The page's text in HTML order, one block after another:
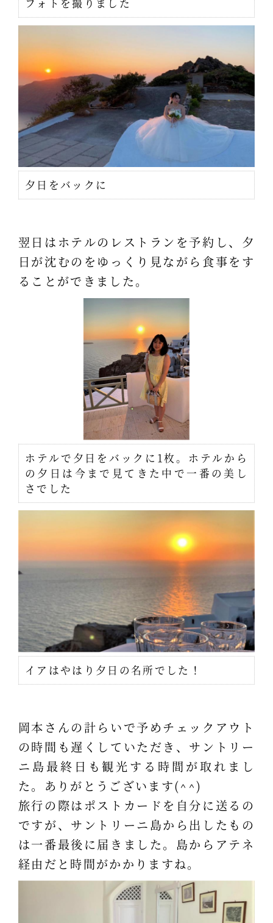
フォトを撮りました
夕日をバックに
翌日はホテルのレストランを予約し、夕
日が沈むのをゆっくり見ながら食事をす
ることができました。
ホテルで夕日をバックに1枚。ホテルから
の夕日は今まで見てきた中で一番の美し
さでした
イアはやはり夕日の名所でした！
岡本さんの計らいで予めチェックアウト
の時間も遅くしていただき、サントリー
ニ島最終日も観光する時間が取れまし
た。ありがとうございます(^^)
旅行の際はポストカードを自分に送るの
ですが、サントリーニ島から出したもの
は一番最後に届きました。島からアテネ
経由だと時間がかかりますね。